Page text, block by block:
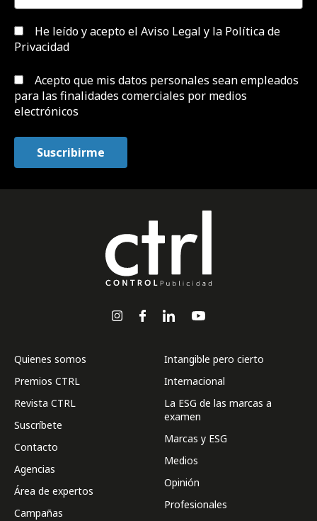
He leído y acepto el Aviso Legal y la Política de
Privacidad
Acepto que mis datos personales sean empleados
para las finalidades comerciales por medios
electrónicos
Quienes somos
Premios CTRL
Revista CTRL
Suscríbete
Contacto
Agencias
Área de expertos
Campañas
Intangible pero cierto
Internacional
La ESG de las marcas a
examen
Marcas y ESG
Medios
Opinión
Profesionales